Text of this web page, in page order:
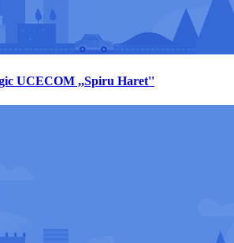
UCECOM ,,Spiru Haret''